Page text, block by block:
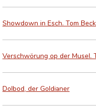
Showdown in Esch. Tom
Verschwörung op der Musel.
Dolbod, der Goldianer